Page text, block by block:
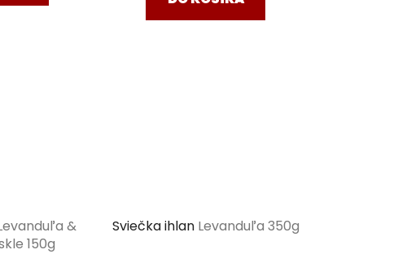
&
150g
Sviečka ihlan Levanduľa 350g